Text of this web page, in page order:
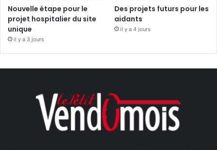
Nouvelle étape pour le
projet hospitalier du site
unique
il y a 3 jours
Des projets futurs pour les
aidants
il y a 4 jours